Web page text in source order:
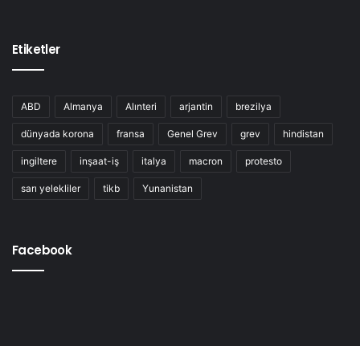
Etiketler
ABD Almanya Alınteri arjantin brezilya
dünyada korona fransa Genel Grev grev hindistan
ingiltere inşaat-iş italya macron protesto
sarı yelekliler tikb Yunanistan
Facebook